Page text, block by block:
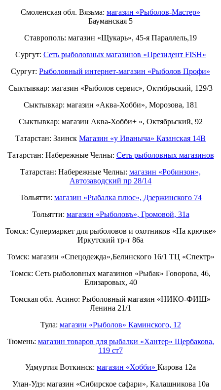
Смоленская обл. Вязьма: магазин «Рыболов-Мастер»
Бауманская 5
Ставрополь: магазин «Щукарь», 45-я Параллель,19
Сургут: Сеть рыболовных магазинов «Президент FISH»
Сургут: Рыболовный интернет-магазин «Рыболов Профи»
Сыктывкар: магазин «Рыболов сервис», Октябрьский, 129/3
Сыктывкар: магазин «Аква-Хобби», Морозова, 181
Сыктывкар: магазин Аква-Хобби+ », Октябрьский, 92
Татарстан: Заинск Магазин «у Иваныча» Казанская 14В
Татарстан: Набережные Челны: Cеть рыболовных магазинов
Татарстан: Набережные Челны: магазин «Робинзон»,
Автозаводский пр 28/14
Тольятти: магазин «Рыбалка плюс», Дзержинского 74
Тольятти: магазин «Рыболовъ», Громовой, 31а
Томск: Супермаркет для рыболовов и охотников «На крючке»
Иркутский тр-т 86а
Томск: магазин «Спецодежда»,Белинского 16/1 ТЦ «Спектр»
Томск: Сеть рыболовных магазинов «Рыбак» Говорова, 46,
Елизаровых, 40
Томская обл. Асино: Рыболовный магазин «НИКО-ФИШ»
Ленина 21/1
Тула: магазин «Рыболов» Каминского, 12
Тюмень: магазин товаров для рыбалки «Хантер» Щербакова,
119 ст7
Удмуртия Воткинск: магазин «Хобби» Кирова 12а
Улан-Удэ: магазин «Сибирское сафари», Калашникова 10а